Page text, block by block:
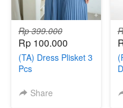
Rp 399.000
Rp 100.000
(TA) Dress Plisket 3
Pcs
Share